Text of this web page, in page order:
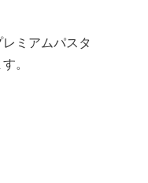
ミアムパスタ
。